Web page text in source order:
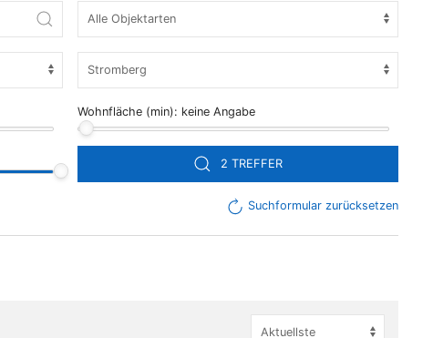
Wohnfläche (min): keine Angabe
2 TREFFER
Suchformular zurücksetzen